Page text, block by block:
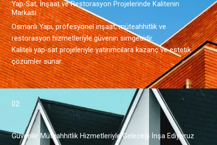
Yap-Sat, İnşaat ve Restorasyon Projelerinde Kalitenin
Markası
Osmanlı Yapı, profesyonel inşaat, müteahhitlik ve
restorasyon hizmetleriyle güvenin simgesidir.
Kaliteli yap-sat projeleriyle yatırımcılara kazanç ve estetik
çözümler sunar.
02.
Güvenilir Müteahhitlik Hizmetleriyle Geleceği İnşa Ediyoruz